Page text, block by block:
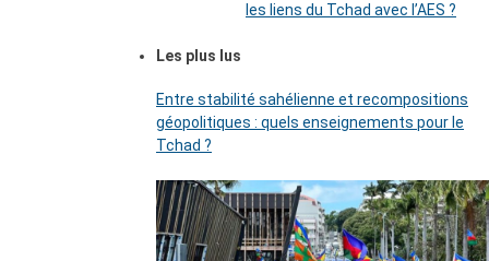
les liens du Tchad avec l’AES ?
Les plus lus
Entre stabilité sahélienne et recompositions
géopolitiques : quels enseignements pour le
Tchad ?